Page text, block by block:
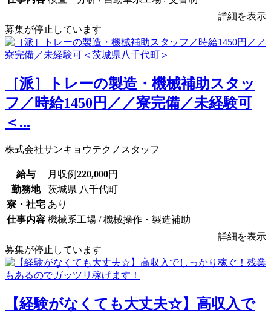
詳細を表示
募集が停止しています
［派］トレーの製造・機械補助スタッ
フ／時給1450円／／寮完備／未経験可
＜...
株式会社サンキョウテクノスタッフ
給与 月収例220,000円
勤務地
茨城県 八千代町
寮・社宅 あり
仕事内容 機械系工場 / 機械操作・製造補助
詳細を表示
募集が停止しています
【経験がなくても大丈夫☆】高収入で